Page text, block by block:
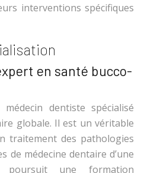
interventions spécifiques
en santé bucco-
dentiste spécialisé
globale. Il est un véritable
traitement des pathologies
de médecine dentaire d’une
une formation